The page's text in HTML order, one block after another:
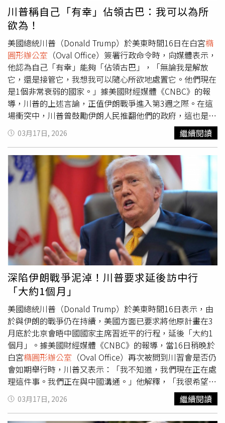
川普稱自己「有幸」佔領古巴：我可以為所
欲為！
美國總統川普（Donald Trump）於美東時間16日在白宮橢
圓形辦公室 （Oval Office）簽署行政命令時，向媒體表示，
他認為自己「有幸」能夠「佔領古巴」，「無論我是解放
它，還是接管它，我想我可以隨心所欲地處置它。他們現在
是1個非常衰弱的國家。」據美國財經媒體《CNBC》的報
導，川普的上述言論，正值伊朗戰爭進入第3週之際。在這
場衝突中，川普曾鼓勵伊朗人民推翻他們的政府，這也是他
當初發動這場戰爭所提出的一系列目標之一。川普最近暗
示，在美國於伊朗達成目標之後，他將把注意力轉向古巴。
他曾威脅要對這個加勒比海國家進行1次「友好的接管」。
數十年來，古巴一直是美國的對手，唯一短暫的緩和時期是
在歐巴馬（Barack Obama）擔任美國總統期間。上述併吞
古巴的威脅，是川普2.0侵略性外交政策的最新例子。除了
對伊朗的戰爭之外，川普今年1月還非法綁架了委內瑞拉
（Venezuela）總統馬杜洛（Nicolás Maduro）。此外，他
也多次表達希望佔領丹麥的自治領地格陵蘭
（Greenland），並將加拿大變成美國的「第51個州」。在
綁架馬杜洛之後，白宮實際上對哈瓦那（Havana）實施了
能源封鎖，阻止來自委內瑞拉的石油輸往古巴，此舉導致這
個加勒比海島國在近期爆發能源與經濟危機。古巴電網營運
商16日也表示，該國的國家電網已經崩潰，導致約1000萬
人面臨停電。古巴上週證實，他們正在與川普政府就可能的
解決方案進行對話。川普16日也確認了這些談判，「我可以
告訴你，他們正在和我們談判；那是1個失敗的國家，他們
沒有石油，也沒有任何資源，但他們有很好的土地。」
03月17日, 2026 繼續閱讀
深陷伊朗戰爭泥淖！川普要求延後訪中行
「大約1個月」
美國總統川普（Donald Trump）於美東時間16日表示，由
於與伊朗的戰爭仍在持續，美國方面已要求將他原計畫在3
月底於北京會晤中國國家主席習近平的行程，延後「大約1
個月」。據美國財經媒體《CNBC》的報導，當16日稍晚於
白宮橢圓形辦公室 （Oval Office）再次被問到川習會是否仍
會如期舉行時，川普又表示：「我不知道，我們現在正在處
理這件事。我們正在與中國溝通。」他解釋，「我很希望能
成行，但因為戰爭，我想要待在這裡。我覺得我必須待在這
裡。因此我們已經要求把會面延後大約1個月。我很期待與
03月17日, 2026 繼續閱讀